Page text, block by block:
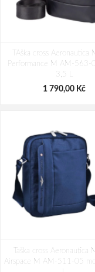
TAška cross Aeronautica
Performance M AM-563-
3,5 L
1 790,00 Kč
Taška cross Aeronautica
Airspace M AM-511-05